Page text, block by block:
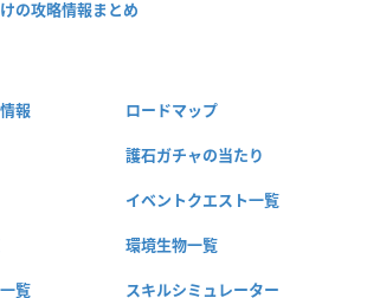
の攻略情報まとめ
報 ロードマップ
護石ガチャの当たり
イベントクエスト一覧
環境生物一覧
覧 スキルシミュレーター